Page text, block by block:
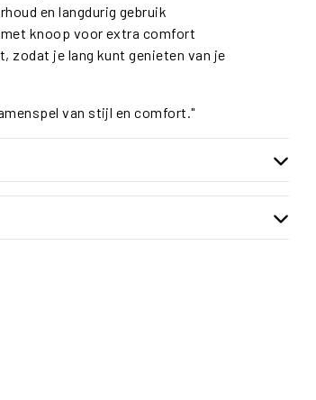
en langdurig gebruik
knoop voor extra comfort
zodat je lang kunt genieten van je
van stijl en comfort."